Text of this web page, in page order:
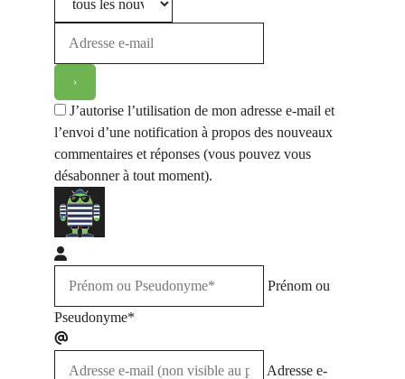
J’autorise l’utilisation de mon adresse e-mail et
l’envoi d’une notification à propos des nouveaux
commentaires et réponses (vous pouvez vous
désabonner à tout moment).
Prénom ou
Pseudonyme*
Adresse e-